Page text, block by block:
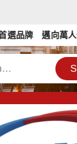
品牌 邁向萬人保